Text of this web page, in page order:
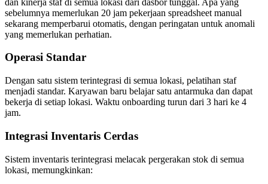
sebelumnya memerlukan 20 jam pekerjaan spreadsheet manual
sekarang memperbarui otomatis, dengan peringatan untuk anomali
yang memerlukan perhatian.
Operasi Standar
Dengan satu sistem terintegrasi di semua lokasi, pelatihan staf
menjadi standar. Karyawan baru belajar satu antarmuka dan dapat
bekerja di setiap lokasi. Waktu onboarding turun dari 3 hari ke 4
jam.
Integrasi Inventaris Cerdas
Sistem inventaris terintegrasi melacak pergerakan stok di semua
lokasi, memungkinkan: